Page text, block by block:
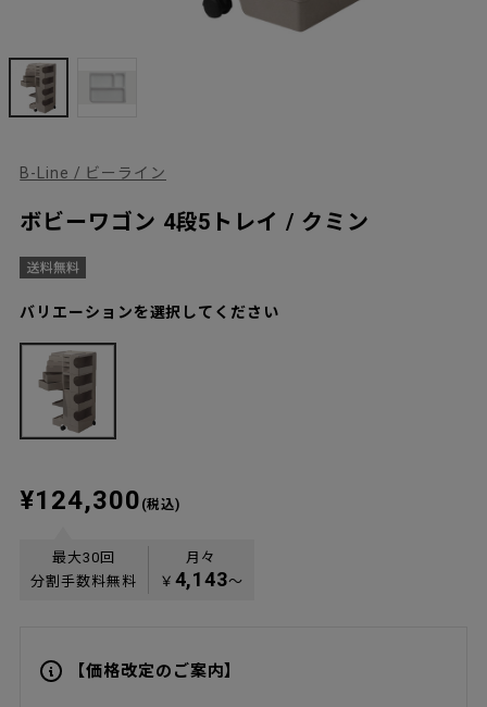
B-Line / ビーライン
ボビーワゴン 4段5トレイ / クミン
バリエーションを選択してください
¥124,300 (税込)
最大30回
分割手数料無料
月々
￥ 4,143〜
【価格改定のご案内】